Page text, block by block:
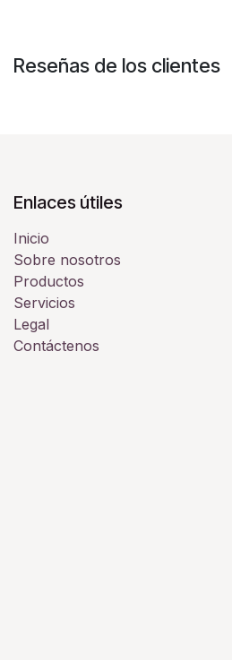
Reseñas de los clientes
Enlaces útiles
Inicio
Sobre nosotros
Productos
Servicios
Legal
Contáctenos